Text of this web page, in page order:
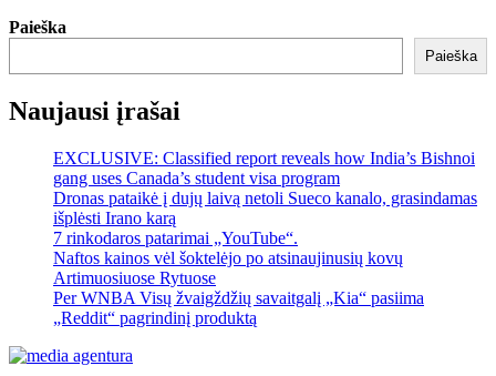
Paieška
Paieška
Naujausi įrašai
EXCLUSIVE: Classified report reveals how India’s Bishnoi
gang uses Canada’s student visa program
Dronas pataikė į dujų laivą netoli Sueco kanalo, grasindamas
išplėsti Irano karą
7 rinkodaros patarimai „YouTube“.
Naftos kainos vėl šoktelėjo po atsinaujinusių kovų
Artimuosiuose Rytuose
Per WNBA Visų žvaigždžių savaitgalį „Kia“ pasiima
„Reddit“ pagrindinį produktą